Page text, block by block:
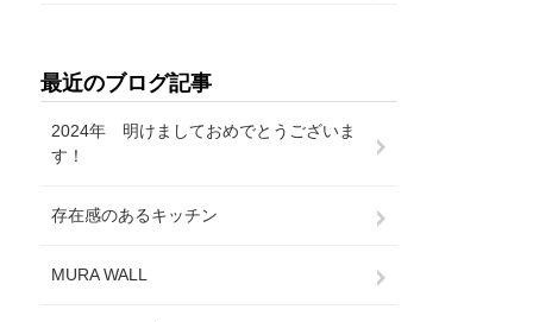
最近のブログ記事
2024年 明けましておめでとうございま
す！
存在感のあるキッチン
MURA WALL